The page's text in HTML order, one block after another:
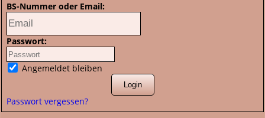
BS-Nummer oder Email:
Passwort:
Angemeldet bleiben
Passwort vergessen?